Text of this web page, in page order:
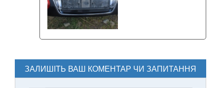
ЗАЛИШІТЬ ВАШ КОМЕНТАР ЧИ ЗАПИТАННЯ